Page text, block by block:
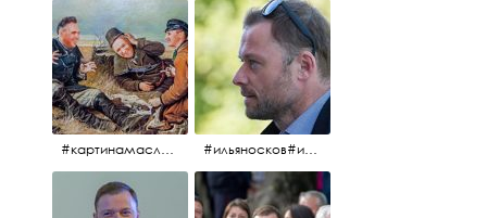
#картинамаслом #картина #охотники#хорошеенастроение #aplgallery #ильяносков#ильяносков2016#очеммолчатфранцузы #санктпетербург #кино#фильфильфильм @ilya_noskov_official